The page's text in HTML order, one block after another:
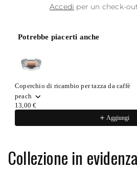
Accedi per un check-
Potrebbe piacerti anche
Coperchio di ricambio per tazza da caffè
peach
13,00 €
Aggiungi
Collezione in evidenza